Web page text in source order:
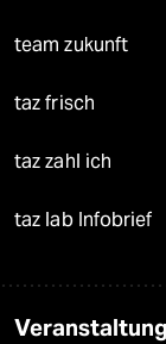
team zukunft
taz frisch
taz zahl ich
taz lab Infobrief